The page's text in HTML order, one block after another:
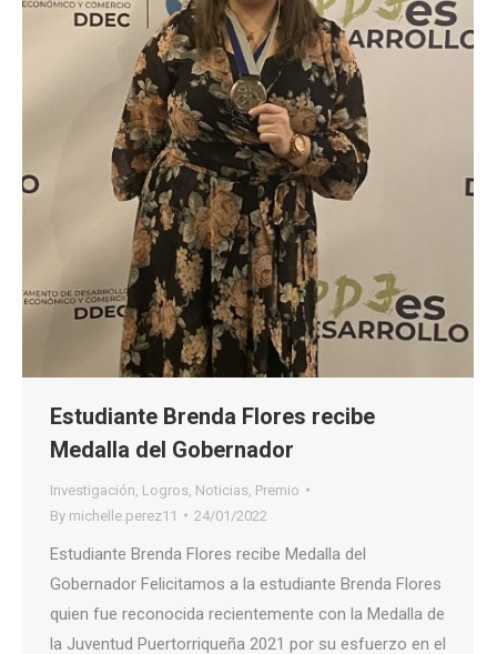
Estudiante Brenda Flores recibe
Medalla del Gobernador
Investigación Logros Noticias Premio
By michelle.perez11 24/01/2022
Estudiante Brenda Flores recibe Medalla del
Gobernador Felicitamos a la estudiante Brenda Flores
quien fue reconocida recientemente con la Medalla de
la Juventud Puertorriqueña 2021 por su esfuerzo en el